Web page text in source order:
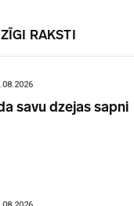
RAKSTI
savu dzejas sapni